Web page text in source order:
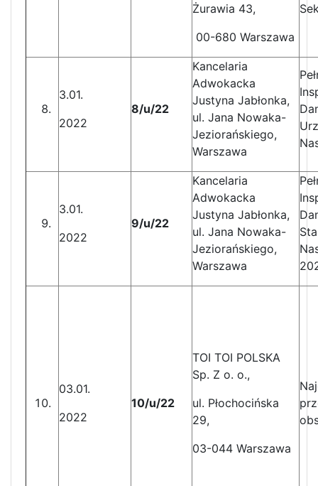
Żurawia 43,
00-680 Warszawa
3.01.
2022
8/u/22
Kancelaria
Adwokacka
Justyna Jabłonka,
ul. Jana Nowaka-
Jeziorańskiego,
Warszawa
3.01.
2022
9/u/22
Kancelaria
Adwokacka
Justyna Jabłonka,
ul. Jana Nowaka-
Jeziorańskiego,
Warszawa
03.01.
2022
10/u/22
TOI TOI POLSKA
Sp. Z o. o.,
ul. Płochocińska
29,
03-044 Warszawa